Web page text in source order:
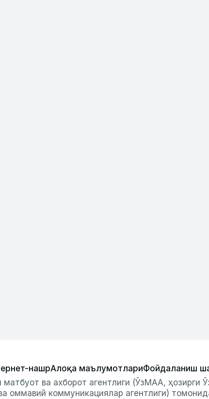
нашрАлоқа маълумотлариФойдаланиш
ва ахборот агентлиги (ЎзМАА, ҳозирги
оммавий коммуникациялар агентлиги)